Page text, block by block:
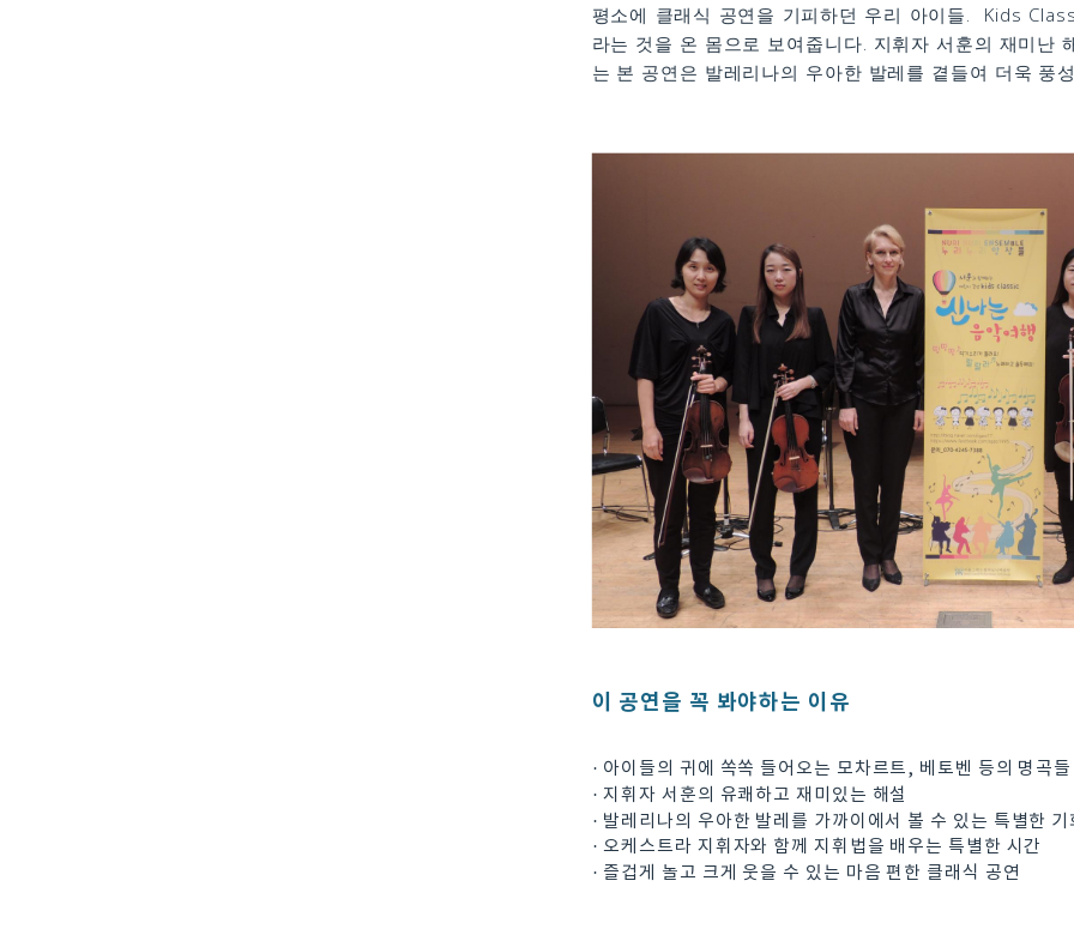
평소에 클래식 공연을 기피하던 우리 아이들. Kids
라는 것을 온 몸으로 보여줍니다. 지휘자 서훈의 재미난
는 본 공연은 발레리나의 우아한 발레를 곁들여 더욱
이 공연을 꼭 봐야하는 이유
· 아이들의 귀에 쏙쏙 들어오는 모차르트, 베토벤 등의 명곡들
· 지휘자 서훈의 유쾌하고 재미있는 해설
· 발레리나의 우아한 발레를 가까이에서 볼 수 있는 특별한 기
· 오케스트라 지휘자와 함께 지휘법을 배우는 특별한 시간
· 즐겁게 놀고 크게 웃을 수 있는 마음 편한 클래식 공연